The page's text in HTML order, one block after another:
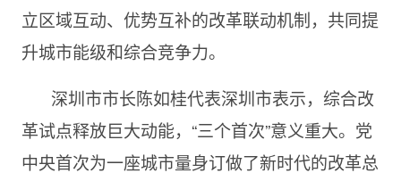
立区域互动、优势互补的改革联动机制，共同提
升城市能级和综合竞争力。
深圳市市长陈如桂代表深圳市表示，综合改
革试点释放巨大动能， “三个首次”意义重大。 党
中央首次为一座城市量身订做了新时代的改革总